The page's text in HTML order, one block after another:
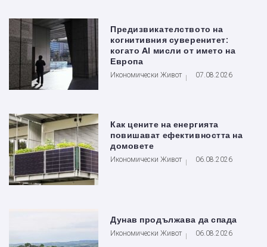
Предизвикателството на
когнитивния суверенитет:
когато AI мисли от името на
Европа
Икономически Живот 07.08.2026
Как цените на енергията
повишават ефективността на
домовете
Икономически Живот 06.08.2026
Дунав продължава да спада
Икономически Живот 06.08.2026